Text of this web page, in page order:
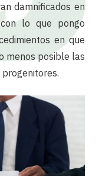
damnificados en
lo que pongo
en que
menos posible las